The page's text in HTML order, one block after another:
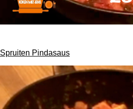
Spruiten Pindasaus